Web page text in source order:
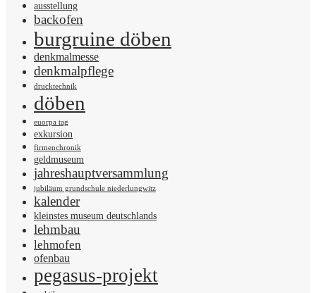
ausstellung
backofen
burgruine döben
denkmalmesse
denkmalpflege
drucktechnik
döben
euorpa tag
exkursion
firmenchronik
geldmuseum
jahreshauptversammlung
jubiläum grundschule niederlungwitz
kalender
kleinstes museum deutschlands
lehmbau
lehmofen
ofenbau
pegasus-projekt